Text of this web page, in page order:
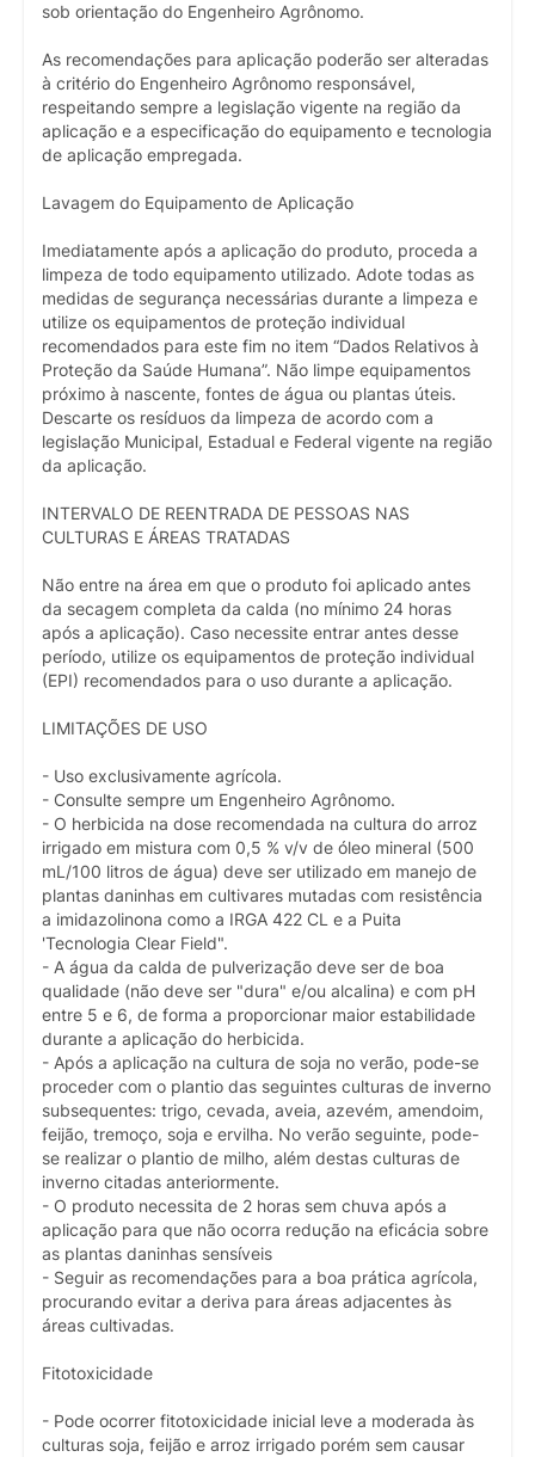
sob orientação do Engenheiro Agrônomo.
As recomendações para aplicação poderão ser alteradas
à critério do Engenheiro Agrônomo responsável,
respeitando sempre a legislação vigente na região da
aplicação e a especificação do equipamento e tecnologia
de aplicação empregada.
Lavagem do Equipamento de Aplicação
Imediatamente após a aplicação do produto, proceda a
limpeza de todo equipamento utilizado. Adote todas as
medidas de segurança necessárias durante a limpeza e
utilize os equipamentos de proteção individual
recomendados para este fim no item “Dados Relativos à
Proteção da Saúde Humana”. Não limpe equipamentos
próximo à nascente, fontes de água ou plantas úteis.
Descarte os resíduos da limpeza de acordo com a
legislação Municipal, Estadual e Federal vigente na região
da aplicação.
INTERVALO DE REENTRADA DE PESSOAS NAS
CULTURAS E ÁREAS TRATADAS
Não entre na área em que o produto foi aplicado antes
da secagem completa da calda (no mínimo 24 horas
após a aplicação). Caso necessite entrar antes desse
período, utilize os equipamentos de proteção individual
(EPI) recomendados para o uso durante a aplicação.
LIMITAÇÕES DE USO
- Uso exclusivamente agrícola.
- Consulte sempre um Engenheiro Agrônomo.
- O herbicida na dose recomendada na cultura do arroz
irrigado em mistura com 0,5 % v/v de óleo mineral (500
mL/100 litros de água) deve ser utilizado em manejo de
plantas daninhas em cultivares mutadas com resistência
a imidazolinona como a IRGA 422 CL e a Puita
'Tecnologia Clear Field".
- A água da calda de pulverização deve ser de boa
qualidade (não deve ser "dura" e/ou alcalina) e com pH
entre 5 e 6, de forma a proporcionar maior estabilidade
durante a aplicação do herbicida.
- Após a aplicação na cultura de soja no verão, pode-se
proceder com o plantio das seguintes culturas de inverno
subsequentes: trigo, cevada, aveia, azevém, amendoim,
feijão, tremoço, soja e ervilha. No verão seguinte, pode-
se realizar o plantio de milho, além destas culturas de
inverno citadas anteriormente.
- O produto necessita de 2 horas sem chuva após a
aplicação para que não ocorra redução na eficácia sobre
as plantas daninhas sensíveis
- Seguir as recomendações para a boa prática agrícola,
procurando evitar a deriva para áreas adjacentes às
áreas cultivadas.
Fitotoxicidade
- Pode ocorrer fitotoxicidade inicial leve a moderada às
culturas soja, feijão e arroz irrigado porém sem causar